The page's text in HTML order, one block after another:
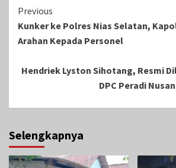
Continue
Reading
Previous
Kunker ke Polres Nias Selatan,
Arahan Kepada Personel
Hendriek Lyston Sihotang, Resmi
DPC Peradi
Selengkapnya